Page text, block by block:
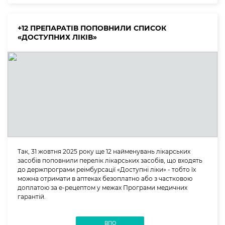
+12 ПРЕПАРАТІВ ПОПОВНИЛИ СПИСОК
«ДОСТУПНИХ ЛІКІВ»
Так, 31 жовтня 2025 року ще 12 найменувань лікарських
засобів поповнили перелік лікарських засобів, що входять
до держпрограми реімбурсації «Доступні ліки» - тобто їх
можна отримати в аптеках безоплатно або з частковою
доплатою за е-рецептом у межах Програми медичних
гарантій.
ВПО